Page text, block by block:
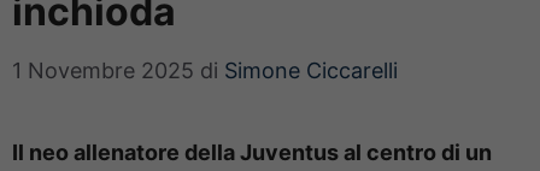
inchioda
1 Novembre 2025 di Simone Ciccarelli
Il neo allenatore della Juventus al centro di un